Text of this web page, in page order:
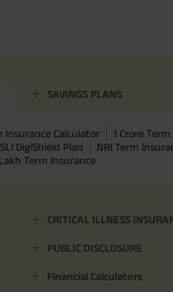
SAVINGS PLANS
Insurance Calculator 1 Crore
DigiShield Plan NRI Term
Term Insurance
CRITICAL ILLNESS
PUBLIC DISCLOSURE
Financial Calculators